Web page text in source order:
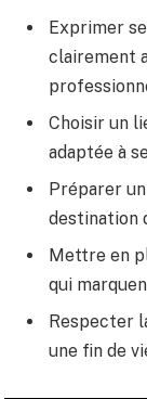
Exprimer
clairement
Choisir un
adaptée à
Préparer
destination
Mettre en
qui
Respecter
une fin de